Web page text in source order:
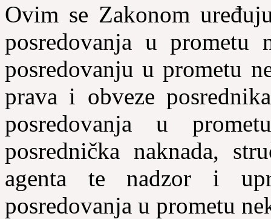
Ovim se Zakonom
posredovanja u prometu
posredovanju u prometu
prava i obveze
posredovanja u
posrednička naknada,
agenta te nadzor i
posredovanja u prometu